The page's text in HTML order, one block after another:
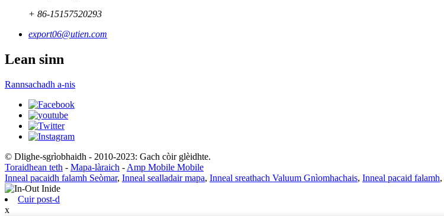
+ 86-15157520293
export06@utien.com
Lean sinn
Rannsachadh a-nis
© Dlighe-sgrìobhaidh - 2010-2023: Gach còir glèidhte.
Toraidhean teth - Mapa-làraich - Amp Mobile Mobile
Inneal pacaidh falamh Seòmar, Inneal sealladair mapa, Inneal sreathach Valuum Gnìomhachais, Inneal pacaid falamh,
Cuir post-d
x